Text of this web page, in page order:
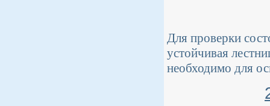
Для проверки
устойчивая
необходимо для